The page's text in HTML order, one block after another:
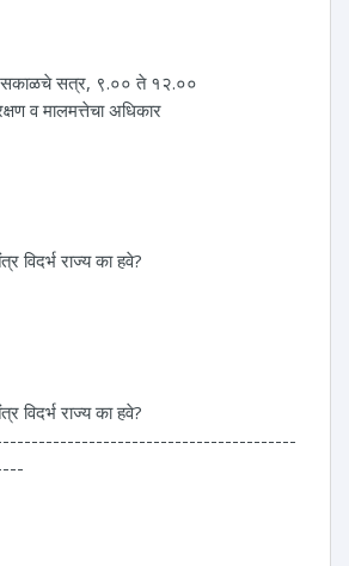
सत्र, ९.०० ते १२.००
व मालमत्तेचा अधिकार
विदर्भ राज्य का हवे?
विदर्भ राज्य का हवे?